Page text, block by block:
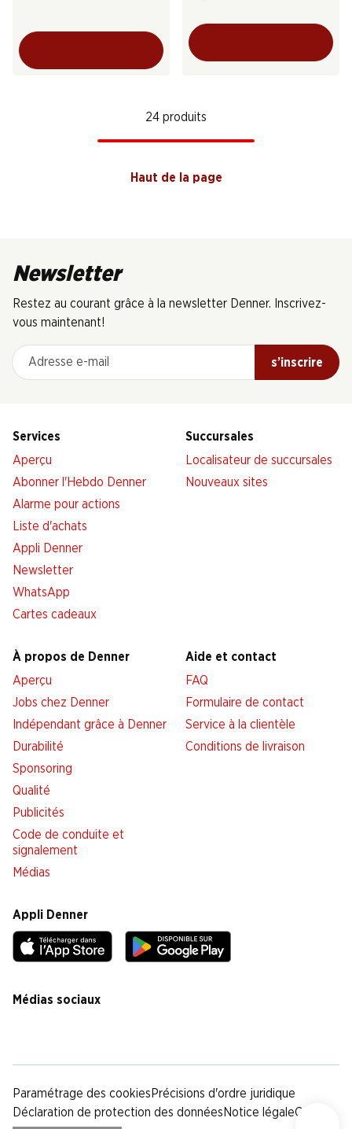
24 produits
Haut de la page
Newsletter
Restez au courant grâce à la newsletter Denner. Inscrivez-
vous maintenant!
Adresse e-mail
s’inscrire
Services
Aperçu
Abonner l'Hebdo Denner
Alarme pour actions
Liste d'achats
Appli Denner
Newsletter
WhatsApp
Cartes cadeaux
Succursales
Localisateur de succursales
Nouveaux sites
À propos de Denner
Aperçu
Jobs chez Denner
Indépendant grâce à Denner
Durabilité
Sponsoring
Qualité
Publicités
Code de conduite et
signalement
Médias
Aide et contact
FAQ
Formulaire de contact
Service à la clientèle
Conditions de livraison
Appli Denner
Médias sociaux
Paramétrage des cookies Précisions d'ordre juridique
Déclaration de protection des données Notice légaleCG